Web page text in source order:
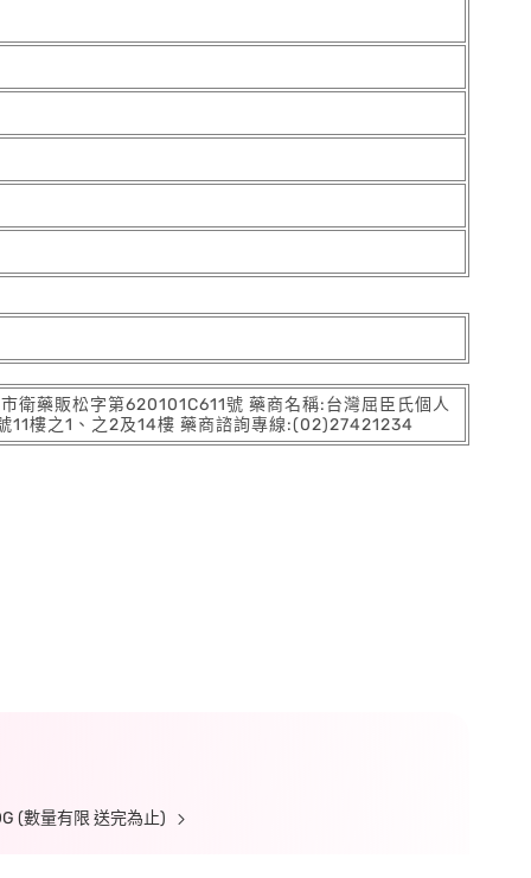
藥販松字第620101C611號 藥商名稱:台灣屈臣氏個人
11樓之1、之2及14樓 藥商諮詢專線:(02)27421234
(數量有限 送完為止)